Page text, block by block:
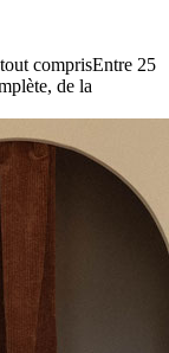
comprisEntre 25
de la